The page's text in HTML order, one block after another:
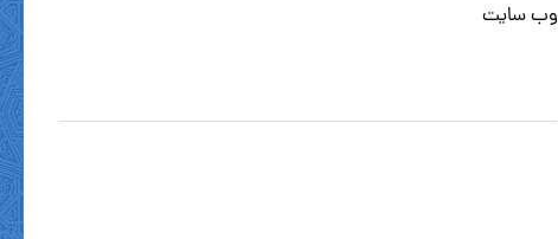
وب‌ سایت